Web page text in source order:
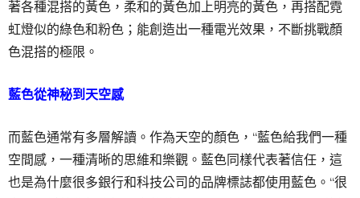
著各種混搭的黃色，柔和的黃色加上明亮的黃色，再搭配霓
虹燈似的綠色和粉色；能創造出一種電光效果，不斷挑戰顏
色混搭的極限。
藍色從神秘到天空感
而藍色通常有多層解讀。作為天空的顏色，“藍色給我們一種
空間感，一種清晰的思維和樂觀。藍色同樣代表著信任，這
也是為什麼很多銀行和科技公司的品牌標誌都使用藍色。“很